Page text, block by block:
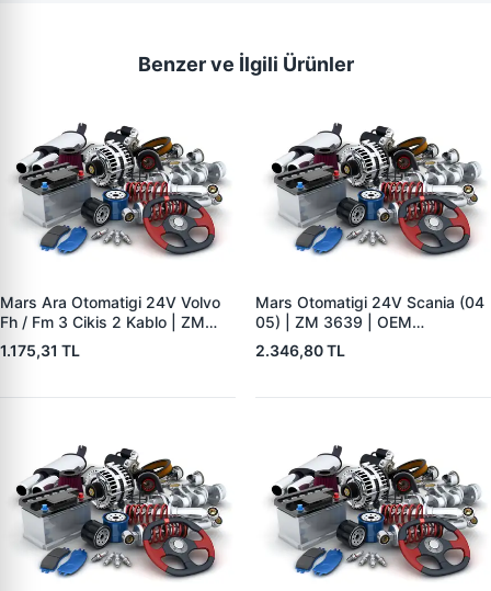
Benzer ve İlgili Ürünler
Mars Ara Otomatigi 24V Volvo
Fh / Fm 3 Cikis 2 Kablo | ZM
8408 | OEM 20572417
1.175,31 TL
Mars Otomatigi 24V Scania (04
05) | ZM 3639 | OEM
2339402220
2.346,80 TL